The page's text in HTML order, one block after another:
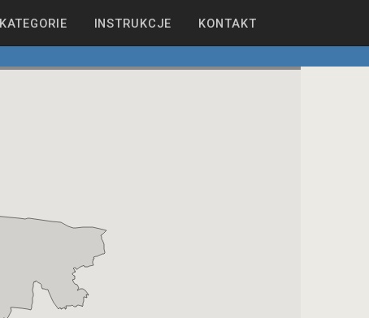
KATEGORIE INSTRUKCJE KONTAKT